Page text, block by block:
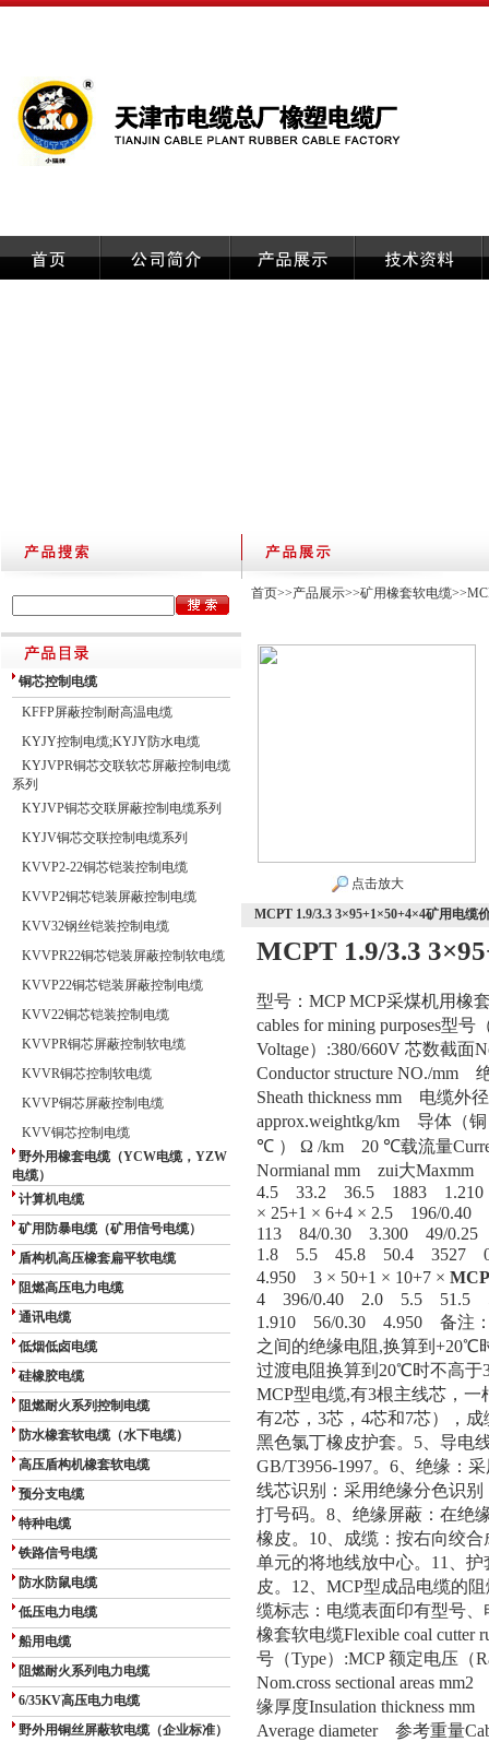
铜芯控制电缆
KFFP屏蔽控制耐高温电缆
KYJY控制电缆;KYJY防水电缆
KYJVPR铜芯交联软芯屏蔽控制电缆
系列
KYJVP铜芯交联屏蔽控制电缆系列
KYJV铜芯交联控制电缆系列
KVVP2-22铜芯铠装控制电缆
KVVP2铜芯铠装屏蔽控制电缆
KVV32钢丝铠装控制电缆
KVVPR22铜芯铠装屏蔽控制软电缆
KVVP22铜芯铠装屏蔽控制电缆
KVV22铜芯铠装控制电缆
KVVPR铜芯屏蔽控制软电缆
KVVR铜芯控制软电缆
KVVP铜芯屏蔽控制电缆
KVV铜芯控制电缆
野外用橡套电缆（YCW电缆，YZW
电缆）
计算机电缆
矿用防暴电缆（矿用信号电缆）
盾构机高压橡套扁平软电缆
阻燃高压电力电缆
通讯电缆
低烟低卤电缆
硅橡胶电缆
阻燃耐火系列控制电缆
防水橡套软电缆（水下电缆）
高压盾构机橡套软电缆
预分支电缆
特种电缆
铁路信号电缆
防水防鼠电缆
低压电力电缆
船用电缆
阻燃耐火系列电力电缆
6/35KV高压电力电缆
野外用铜丝屏蔽软电缆（企业标准）
首页>>产品展示>>矿用橡套软电缆>>
点击放大
MCPT 1.9/3.3 3×95+1×50+4×4矿用电缆
MCPT 1.9/3.3
型号： MCP MCP采煤机用橡
cables for mining purposes型号
Voltage） :380/660V 芯数截面
Conductor structure NO./mm绝
Sheath thickness mm电缆外径
approx.weightkg/km导体（铜
℃ ） Ω /km 20 ℃载流量
Normianal mmzui大Maxmm
4.5
33.2 36.5 1883
1.210
× 25+1 × 6+4 × 2.5 196/0.40
113
84/0.30 3.300
49/0.25
1.8
5.5 45.8 50.4 3527
4.950
3 × 50+1 × 10+7 ×
4
396/0.40 2.0 5.5 51.5
1.910
56/0.30 4.950备注
之间的绝缘电阻 ,换算到 +20℃
过渡电阻换算到 20℃时不高于
MCP型电缆,有3根主线芯，一
有2芯， 3芯， 4芯和7芯），成
黑色氯丁橡皮护套。 5、导电
GB/T3956-1997。 6、绝缘：采
线芯识别：采用绝缘分色识
打号码。 8、绝缘屏蔽：在绝
橡皮。 10、成缆：按右向绞
单元的将地线放中心。 11、护
皮。 12、 MCP型成品电缆的
缆标志：电缆表面印有型号
橡套软电缆Flexible coal cutter
号（Type） :MCP额定电压（
Nom.cross sectional areas mm2
缘厚度Insulation thickness mm
Average diameter参考重量